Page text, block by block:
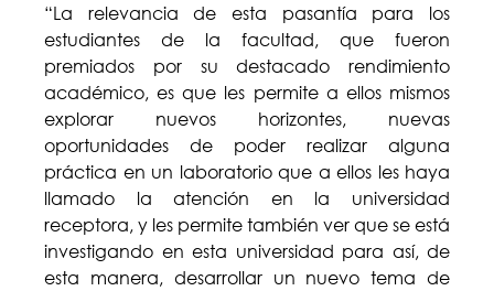
“La relevancia de esta pasantía para los
estudiantes de la facultad, que fueron
premiados por su destacado rendimiento
académico, es que les permite a ellos mismos
explorar nuevos horizontes, nuevas
oportunidades de poder realizar alguna
práctica en un laboratorio que a ellos les haya
llamado la atención en la universidad
receptora, y les permite también ver que se está
investigando en esta universidad para así, de
esta manera, desarrollar un nuevo tema de